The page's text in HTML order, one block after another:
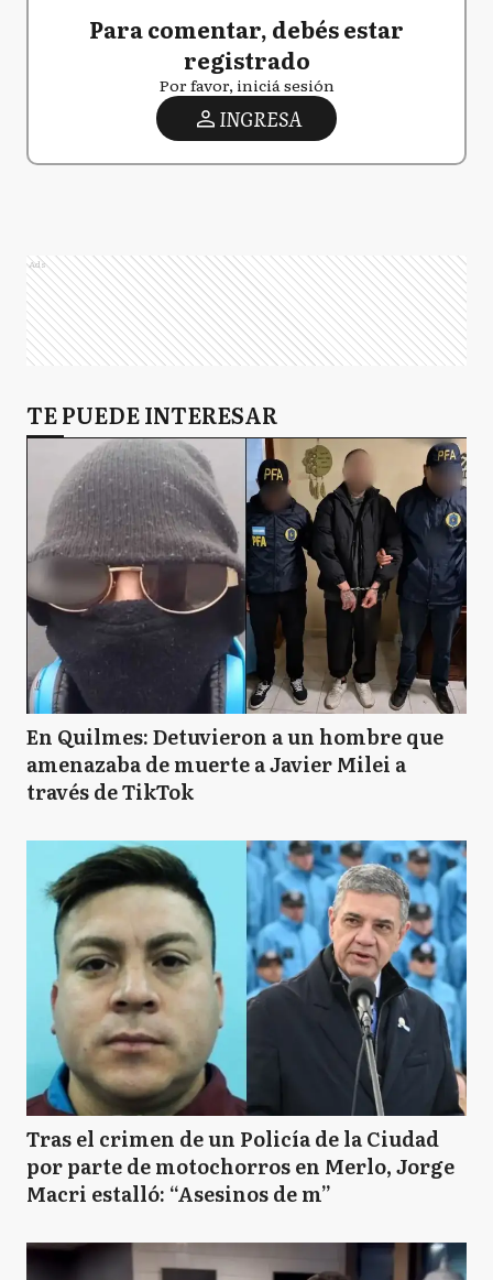
Para comentar, debés estar
registrado
Por favor, iniciá sesión
INGRESA
Ads
TE PUEDE INTERESAR
En Quilmes: Detuvieron a un hombre que
amenazaba de muerte a Javier Milei a
través de TikTok
Tras el crimen de un Policía de la Ciudad
por parte de motochorros en Merlo, Jorge
Macri estalló: “Asesinos de m”